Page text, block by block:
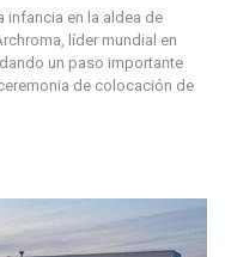
infancia en la aldea de
líder mundial en
un paso importante
de colocación de